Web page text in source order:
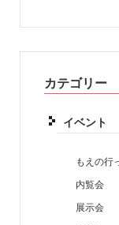
カテゴリー
イベント
もえの行
内覧会
展示会